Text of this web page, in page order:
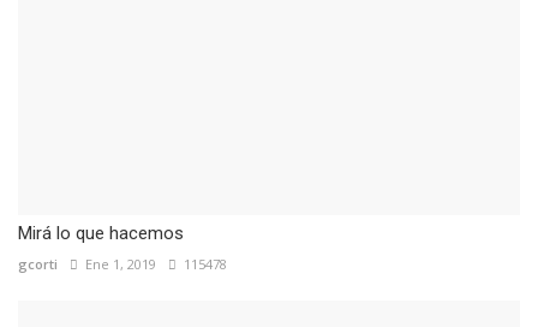
Mirá lo que hacemos
gcorti Ene 1, 2019 115478